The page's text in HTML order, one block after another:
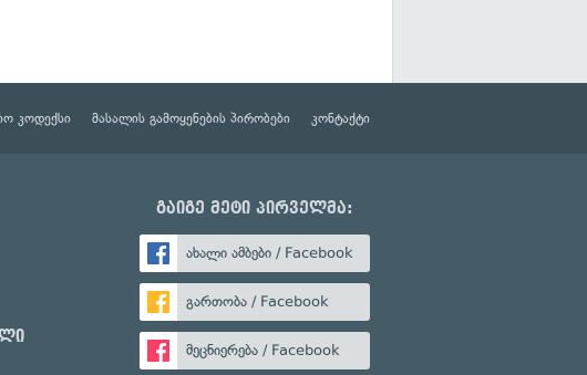
კოდექსი მასალის გამოყენების პირობები კონტაქტი
გაიგე მეტი პირველმა:
ახალი ამბები / Facebook
გართობა / Facebook
მეცნიერება / Facebook